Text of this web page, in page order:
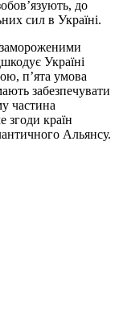
до
сил в Україні.
замороженими
Україні
п’ята умова
забезпечувати
частина
країн
Альянсу.